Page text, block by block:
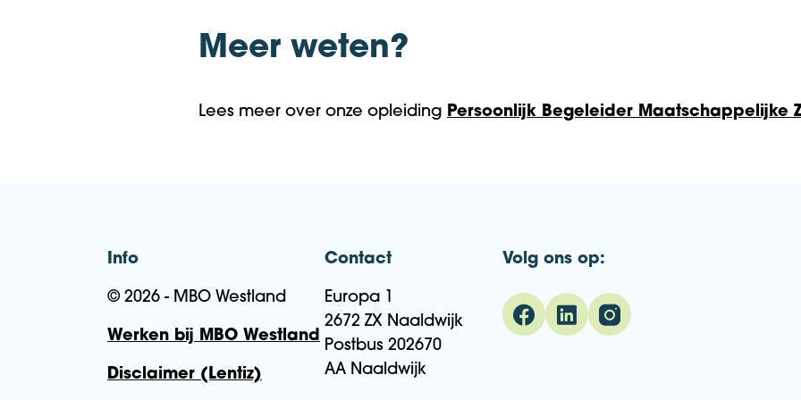
Meer weten?
Lees meer over onze opleiding Persoonlijk Begeleider Maatschappelijke
Info
© 2026 - MBO Westland
Werken bij MBO Westland
Disclaimer (Lentiz)
Contact
Europa 1
2672 ZX Naaldwijk
Postbus 202670
AA Naaldwijk
Volg ons op: